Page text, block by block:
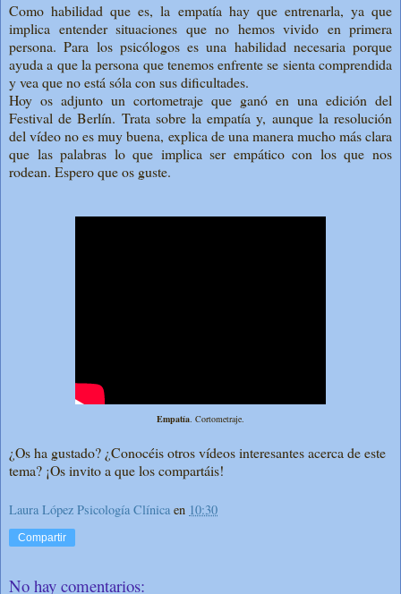
Como habilidad que es, la empatía hay que entrenarla, ya que
implica entender situaciones que no hemos vivido en primera
persona. Para los psicólogos es una habilidad necesaria porque
ayuda a que la persona que tenemos enfrente se sienta comprendida
y vea que no está sóla con sus dificultades.
Hoy os adjunto un cortometraje que ganó en una edición del
Festival de Berlín. Trata sobre la empatía y, aunque la resolución
del vídeo no es muy buena, explica de una manera mucho más clara
que las palabras lo que implica ser empático con los que nos
rodean. Espero que os guste.
Empatía. Cortometraje.
¿Os ha gustado? ¿Conocéis otros vídeos interesantes acerca de este
tema? ¡Os invito a que los compartáis!
Laura López Psicología Clínica en 10:30
Compartir
No hay comentarios: